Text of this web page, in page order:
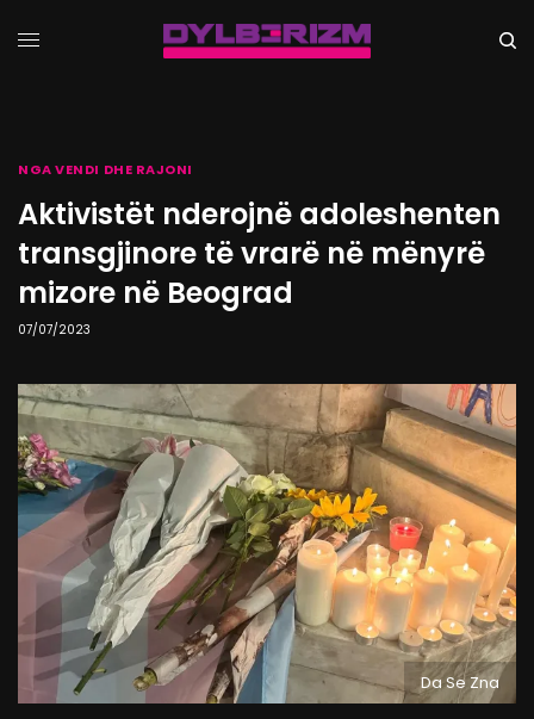
NGA VENDI DHE RAJONI
Aktivistët nderojnë adoleshenten
transgjinore të vrarë në mënyrë
mizore në Beograd
07/07/2023
Da Se Zna